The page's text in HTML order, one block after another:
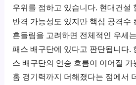
우위를 점하고 있습니다. 현대건설
반격 가능성도 있지만 핵심 공격수
흔들림을 고려하면 전체적인 우세
패스 배구단에 있다고 판단됩니다.
스 배구단의 연승 흐름이 이어질 가
홈 경기력까지 더해졌다는 점에서